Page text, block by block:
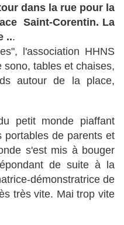
dans la rue pour la
Saint-Corentin. La
...
l'association HHNS
tables et chaises,
autour de la place,
petit monde piaffant
portables de parents et
s'est mis à bouger
de suite à la
démonstratrice de
très vite. Mai trop vite